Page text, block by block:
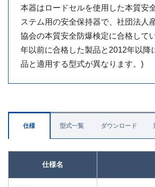
本器はロードセルを使用した本質安
ステム用の安全保持器で、社団法人
協会の本質安全防爆検定に合格して
年以前に合格した製品と2012年以降
品と適用する型式が異なります。)
仕様
仕様名
型式一覧 ダウンロード